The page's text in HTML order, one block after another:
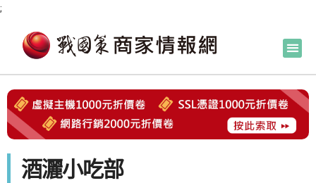
;
酒灑小吃部